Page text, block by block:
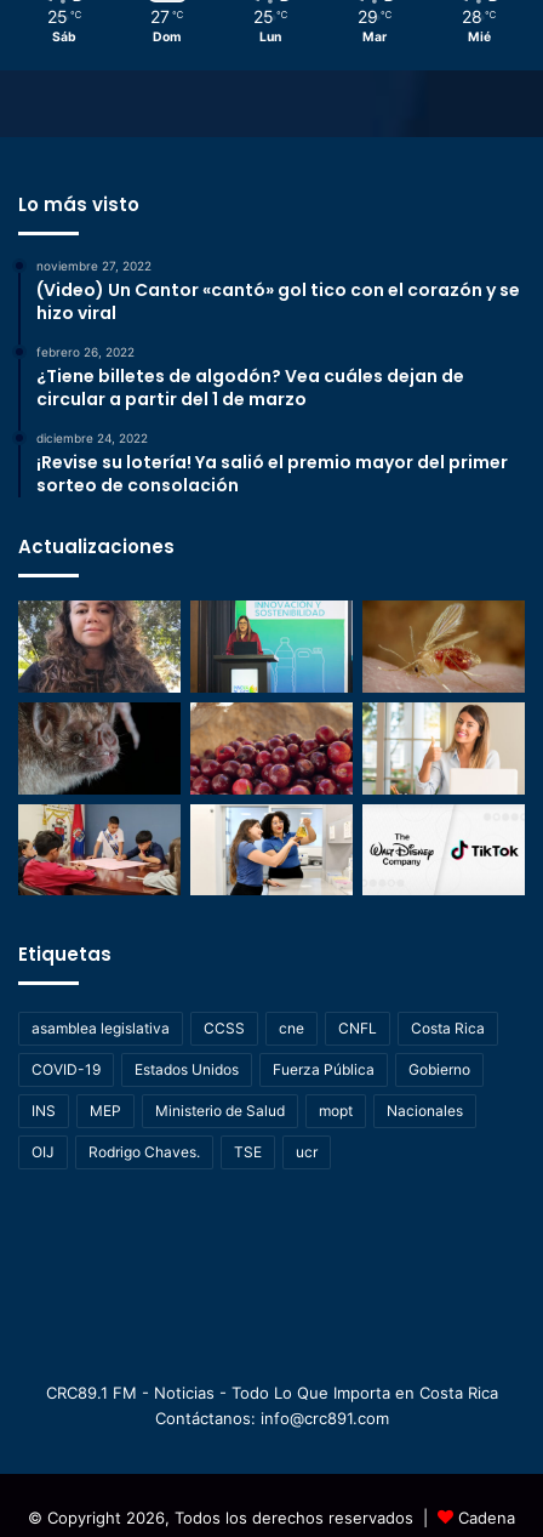
25 ℃
Sáb
27 ℃
Dom
25 ℃
Lun
29 ℃
Mar
28 ℃
Mié
Lo más visto
noviembre 27, 2022
(Video) Un Cantor «cantó» gol tico con el corazón y se
hizo viral
febrero 26, 2022
¿Tiene billetes de algodón? Vea cuáles dejan de
circular a partir del 1 de marzo
diciembre 24, 2022
¡Revise su lotería! Ya salió el premio mayor del primer
sorteo de consolación
Actualizaciones
Etiquetas
asamblea legislativa CCSS cne CNFL Costa Rica
COVID-19 Estados Unidos Fuerza Pública Gobierno
INS MEP Ministerio de Salud mopt Nacionales
OIJ Rodrigo Chaves. TSE ucr
CRC89.1 FM - Noticias - Todo Lo Que Importa en Costa Rica
Contáctanos: info@crc891.com
© Copyright 2026, Todos los derechos reservados | Cadena